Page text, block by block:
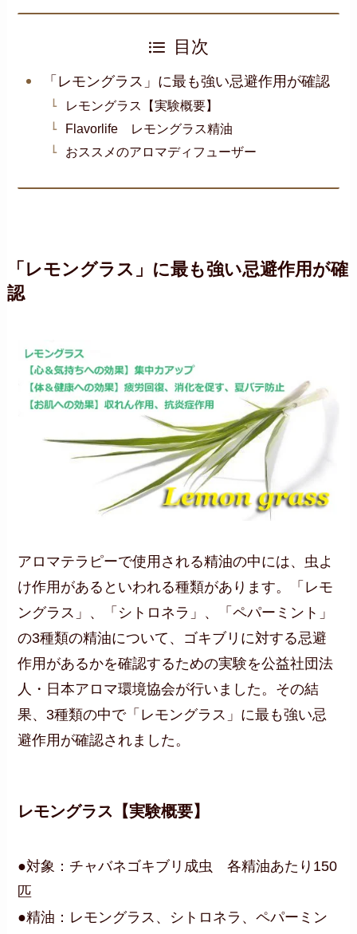
目次
「レモングラス」に最も強い忌避作用が確認
レモングラス【実験概要】
Flavorlife レモングラス精油
おススメのアロマディフューザー
「レモングラス」に最も強い忌避作用が確
認
アロマテラピーで使用される精油の中には、虫よ
け作用があるといわれる種類があります。「レモ
ングラス」、「シトロネラ」、「ペパーミント」
の3種類の精油について、ゴキブリに対する忌避
作用があるかを確認するための実験を公益社団法
人・日本アロマ環境協会が行いました。その結
果、3種類の中で「レモングラス」に最も強い忌
避作用が確認されました。
レモングラス【実験概要】
●対象：チャバネゴキブリ成虫 各精油あたり150
匹
●精油：レモングラス、シトロネラ、ペパーミン